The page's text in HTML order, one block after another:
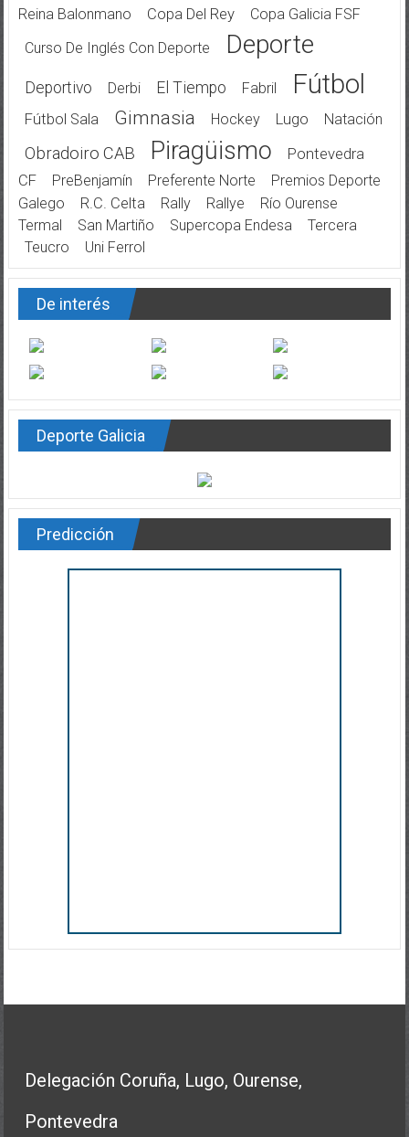
Reina Balonmano
Copa Del Rey
Copa Galicia FSF
Curso De Inglés Con Deporte
Deporte
Deportivo Derbi El Tiempo Fabril Fútbol
Fútbol Sala Gimnasia Hockey Lugo Natación
Obradoiro CAB Piragüismo
Pontevedra
CF
PreBenjamín Preferente Norte
Premios Deporte
Galego
R.C. Celta Rally Rallye
Río Ourense
Termal
San Martiño Supercopa Endesa
Tercera
Teucro
Uni Ferrol
De interés
Deporte Galicia
Predicción
Delegación Coruña, Lugo, Ourense,
Pontevedra